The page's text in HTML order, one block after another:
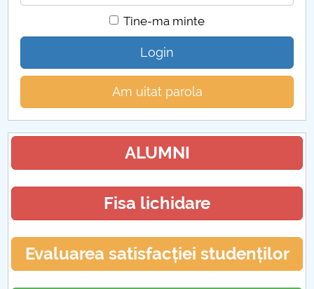
Tine-ma minte
Login
Am uitat parola
ALUMNI
Fisa lichidare
Evaluarea satisfacției studenților